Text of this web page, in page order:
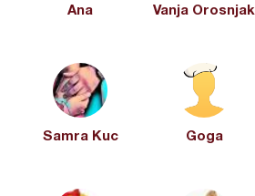
Ana Vanja Orosnjak
Samra Kuc Goga